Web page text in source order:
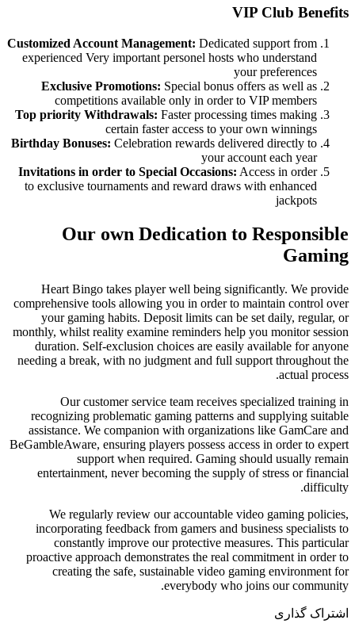
Customized Account Management:
experienced Very important
Exclusive Promotions:
competitions available only
Top priority Withdrawals:Faster
certain faster
Birthday Bonuses:Celebration
Invitations in order to Special
to exclusive tournaments and
Our own
Heart Bingo takes player well
comprehensive tools allowing you
your gaming habits. Deposit
monthly, whilst reality examine
duration. Self-exclusion
needing a break, with no
Our customer service
recognizing problematic gaming
assistance. We companion with
BeGambleAware, ensuring players
support when
entertainment, never
We regularly review our
incorporating feedback from
constantly improve our
proactive approach
creating the safe,